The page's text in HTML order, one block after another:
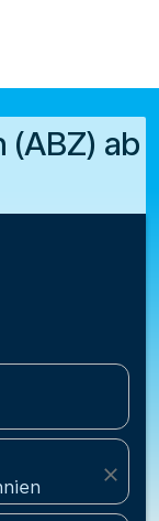
ab
close